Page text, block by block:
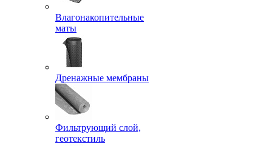
Влагонакопительные
маты
Дренажные мембраны
Фильтрующий слой,
геотекстиль